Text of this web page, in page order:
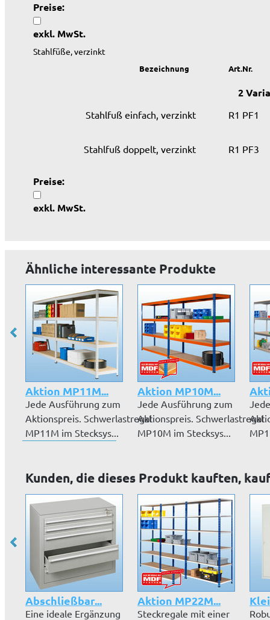
Preise:
exkl. MwSt.
Stahlfüße, verzinkt
Bezeichnung Art.Nr.
2
Stahlfuß einfach, verzinkt R1 PF1
Stahlfuß doppelt, verzinkt R1 PF3
Preise:
exkl. MwSt.
Ähnliche interessante Produkte
Aktion MP11M...
Jede Ausführung zum
Aktionspreis. Schwerlastregal
MP11M im Stecksys...
Aktion MP10M...
Jede Ausführung zum
Aktionspreis. Schwerlastregal
MP10M im Stecksys...
Kunden, die dieses Produkt kauften,
Abschließbar...
Eine ideale Ergänzung
Aktion MP22M...
Steckregale mit einer